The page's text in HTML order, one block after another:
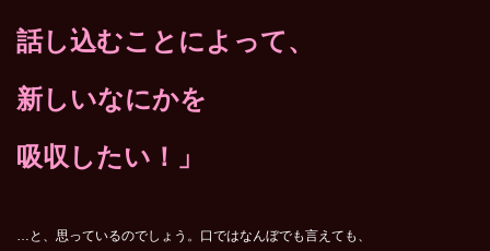
話し込むことによって、
新しいなにかを
吸収したい！」
…と、思っているのでしょう。口ではなんぼでも言えても、